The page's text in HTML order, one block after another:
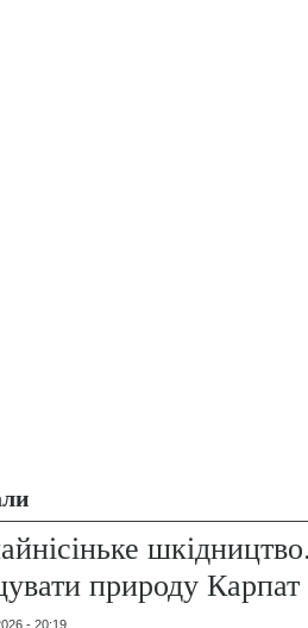
природу Карпат
- 20:19